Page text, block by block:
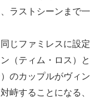
ラストシーンまで一
じファミレスに設定
（ティム・ロス）と
のカップルがヴィン
峙することになる、